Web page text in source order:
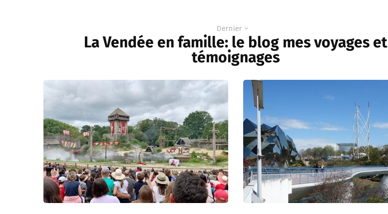
Dernier
La Vendée en famille: le blog mes voyages et
témoignages